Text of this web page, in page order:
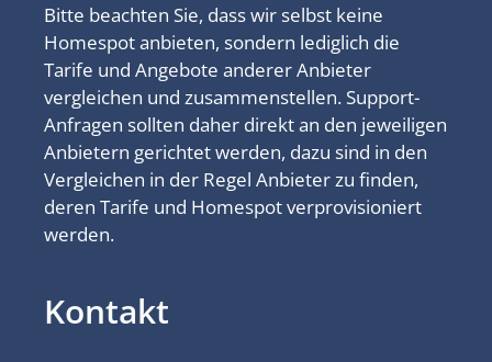
Bitte beachten Sie, dass wir selbst keine
Homespot anbieten, sondern lediglich die
Tarife und Angebote anderer Anbieter
vergleichen und zusammenstellen. Support-
Anfragen sollten daher direkt an den jeweiligen
Anbietern gerichtet werden, dazu sind in den
Vergleichen in der Regel Anbieter zu finden,
deren Tarife und Homespot verprovisioniert
werden.
Kontakt